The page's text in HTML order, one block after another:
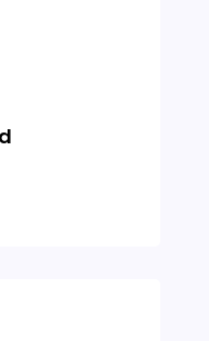
tim,
karakter para
dan tantangan